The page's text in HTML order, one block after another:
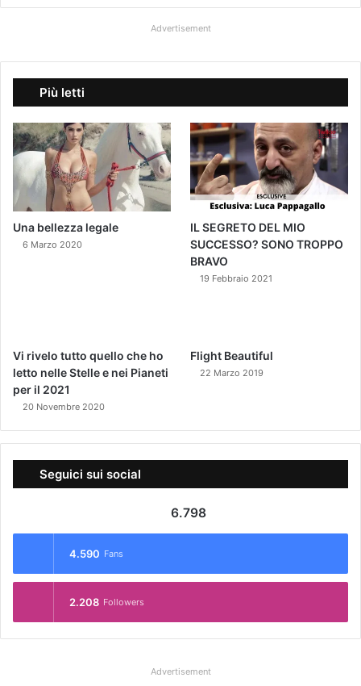
Advertisement
Più letti
Una bellezza legale
6 Marzo 2020
IL SEGRETO DEL MIO
SUCCESSO? SONO TROPPO
BRAVO
19 Febbraio 2021
Vi rivelo tutto quello che ho
letto nelle Stelle e nei Pianeti
per il 2021
20 Novembre 2020
Flight Beautiful
22 Marzo 2019
Seguici sui social
6.798
4.590 Fans
2.208 Followers
Advertisement